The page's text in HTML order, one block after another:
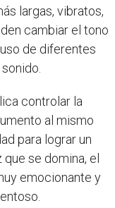
largas, vibratos,
cambiar el tono
de diferentes
controlar la
al mismo
para lograr un
se domina, el
emocionante y